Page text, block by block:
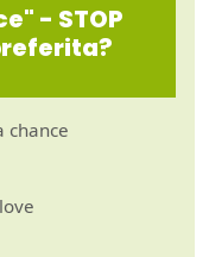
- STOP
chance